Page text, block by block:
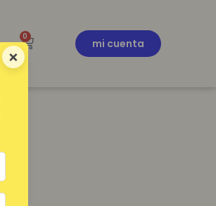
×
0
mi cuenta